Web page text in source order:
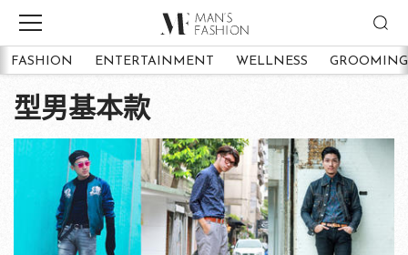
FASHION ENTERTAINMENT WELLNESS GROOMING
型男基本款